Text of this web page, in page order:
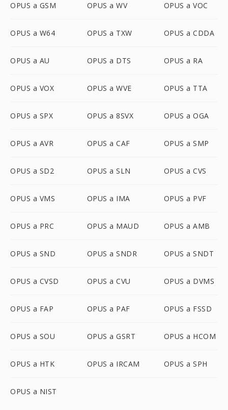
OPUS a GSM OPUS a WV OPUS a VOC
OPUS a W64 OPUS a TXW OPUS a CDDA
OPUS a AU OPUS a DTS OPUS a RA
OPUS a VOX OPUS a WVE OPUS a TTA
OPUS a SPX OPUS a 8SVX OPUS a OGA
OPUS a AVR OPUS a CAF OPUS a SMP
OPUS a SD2 OPUS a SLN OPUS a CVS
OPUS a VMS OPUS a IMA OPUS a PVF
OPUS a PRC OPUS a MAUD OPUS a AMB
OPUS a SND OPUS a SNDR OPUS a SNDT
OPUS a CVSD OPUS a CVU OPUS a DVMS
OPUS a FAP OPUS a PAF OPUS a FSSD
OPUS a SOU OPUS a GSRT OPUS a HCOM
OPUS a HTK OPUS a IRCAM OPUS a SPH
OPUS a NIST